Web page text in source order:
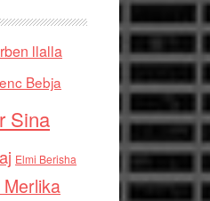
llalla
Bebja
Sina
Elmi Berisha